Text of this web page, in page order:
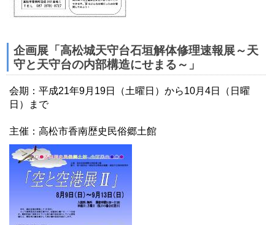
企画展「高松城天守台石垣解体修理速報展～天
守と天守台の内部構造にせまる～」
会期：平成21年9月19日（土曜日）から10月4日（日曜
日）まで
主催：高松市香南歴史民俗郷土館